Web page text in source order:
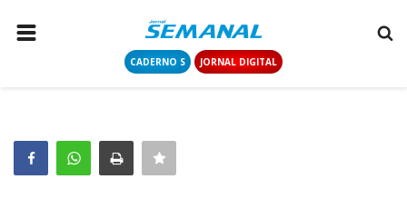
CADERNO S JORNAL DIGITAL
COLUNISTAS
CONTATO